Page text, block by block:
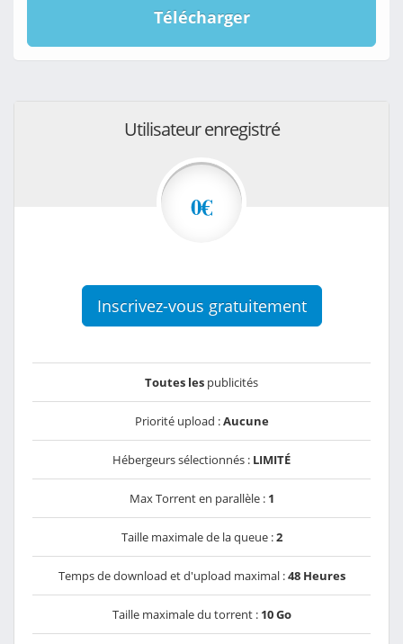
Télécharger
Utilisateur enregistré
0€
Inscrivez-vous gratuitement
Toutes les publicités
Priorité upload :Aucune
Hébergeurs sélectionnés : LIMITÉ
Max Torrent en parallèle : 1
Taille maximale de la queue :2
Temps de download et d'upload maximal :48 Heures
Taille maximale du torrent : 10 Go